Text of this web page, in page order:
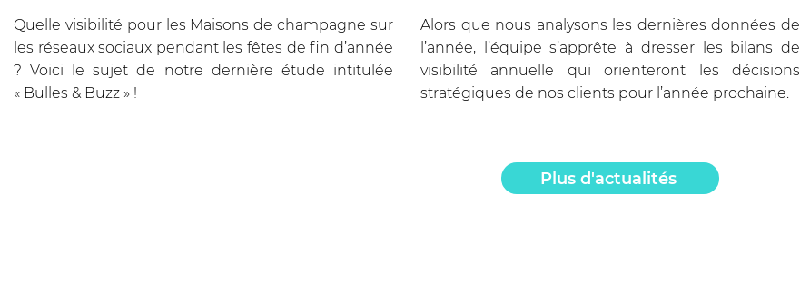
Quelle visibilité pour les Maisons de champagne sur
les réseaux sociaux pendant les fêtes de fin d’année
? Voici le sujet de notre dernière étude intitulée
« Bulles & Buzz » !
Alors que nous analysons les dernières données de
l’année, l’équipe s’apprête à dresser les bilans de
visibilité annuelle qui orienteront les décisions
stratégiques de nos clients pour l’année prochaine.
Plus d'actualités